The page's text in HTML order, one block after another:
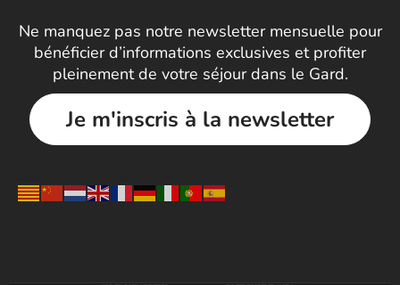
Ne manquez pas notre newsletter mensuelle pour
bénéficier d’informations exclusives et profiter
pleinement de votre séjour dans le Gard.
Je m'inscris à la newsletter